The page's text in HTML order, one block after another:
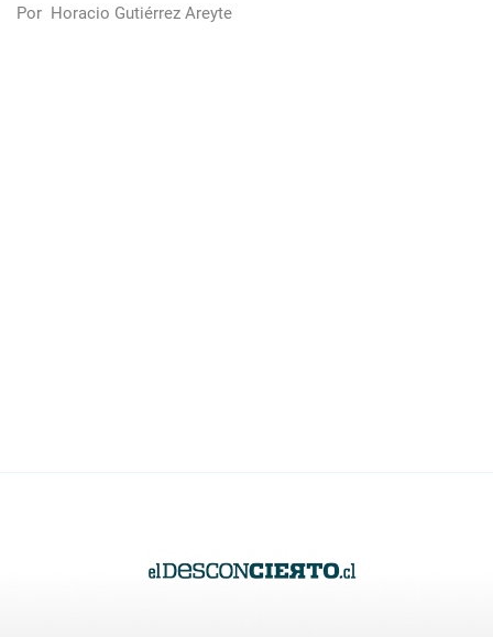
Por Horacio Gutiérrez Areyte